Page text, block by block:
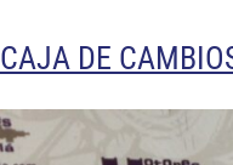
CAJA DE